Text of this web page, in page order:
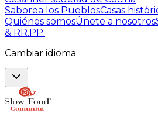
Saborea los PueblosCasas
Quiénes somosÚnete a nosotros
& RR.PP.
Cambiar idioma